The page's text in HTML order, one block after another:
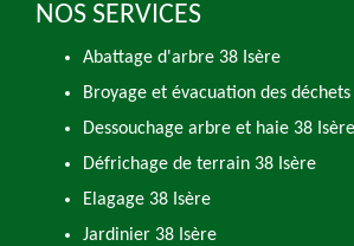
NOS SERVICES
Abattage d'arbre 38 Isère
Broyage et évacuation des
Dessouchage arbre et haie 38 Isère
Défrichage de terrain 38 Isère
Elagage 38 Isère
Jardinier 38 Isère